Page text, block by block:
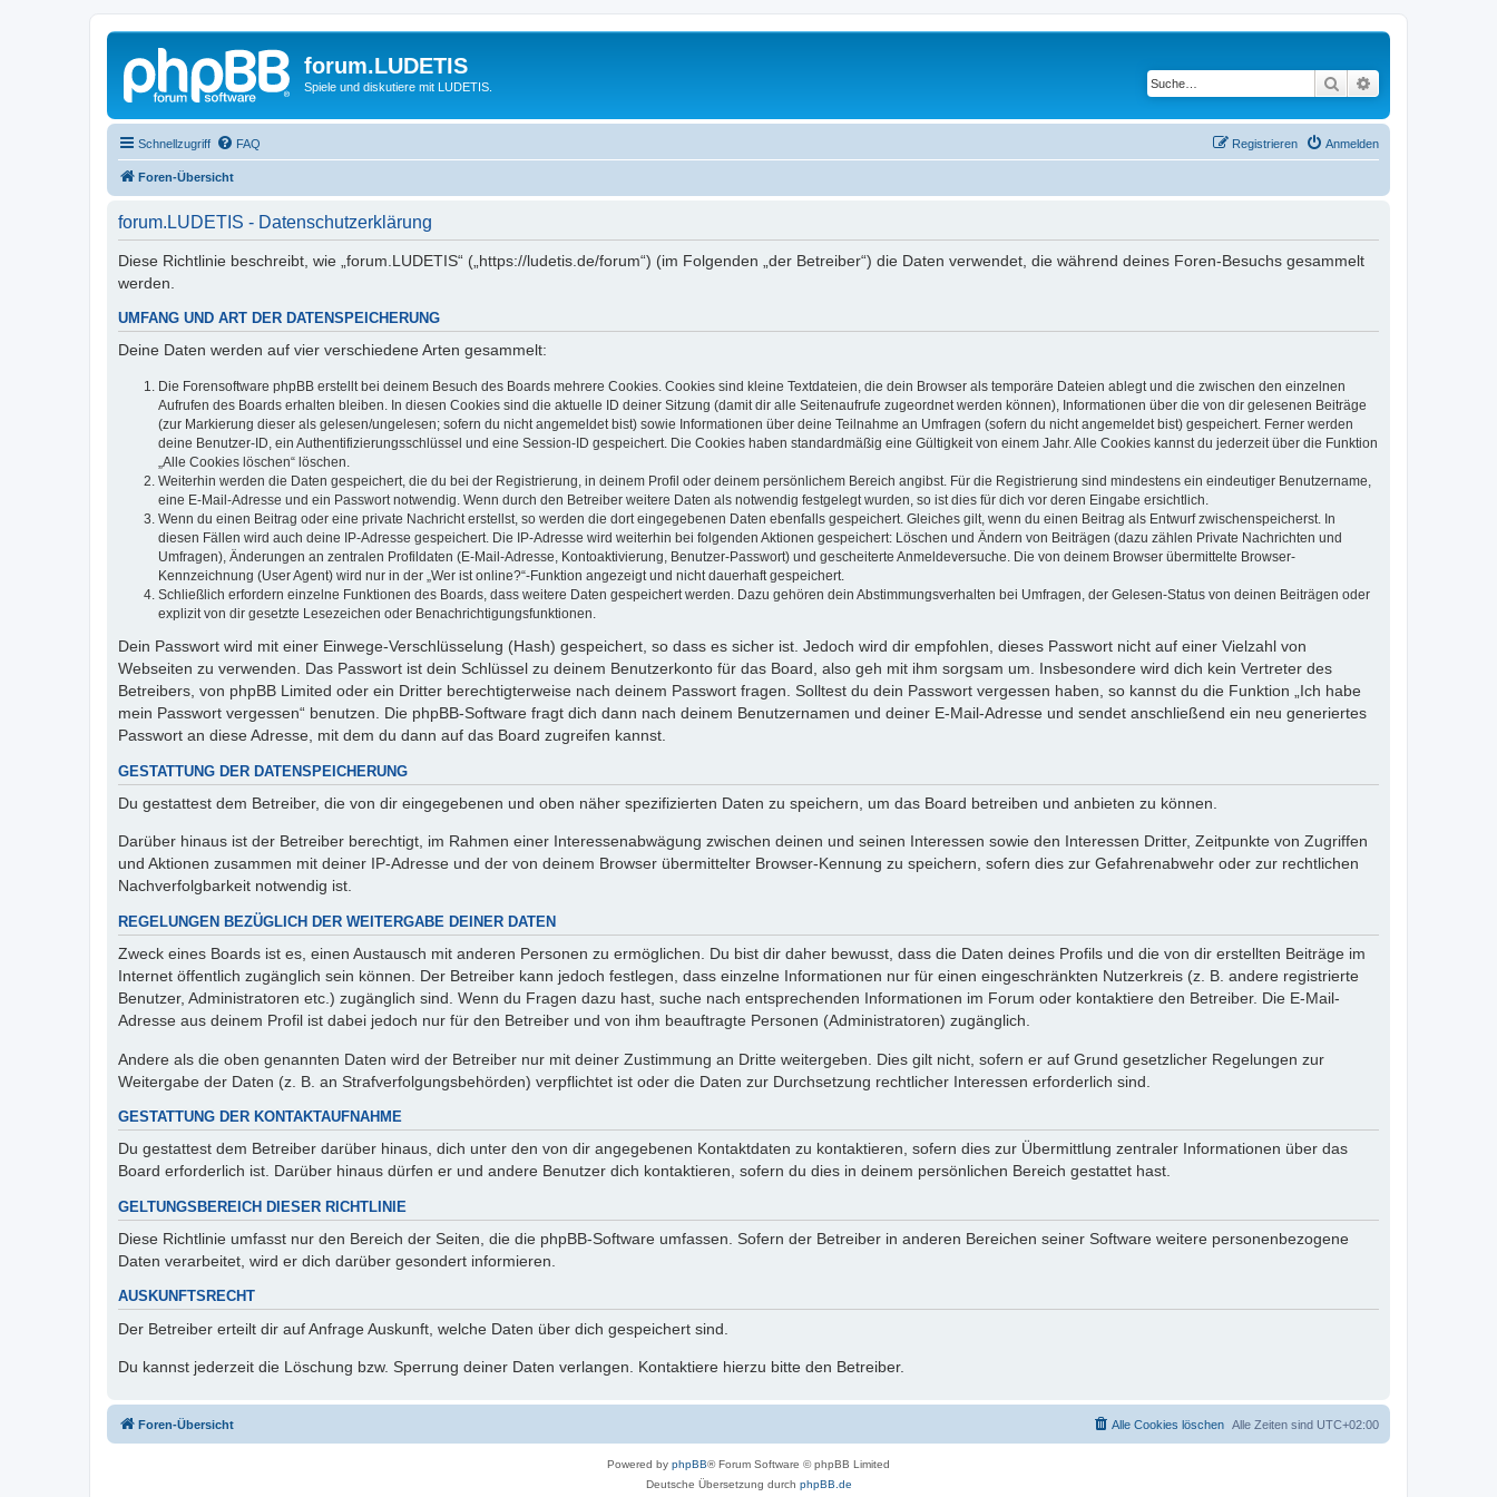
forum.LUDETIS
Spiele und diskutiere mit LUDETIS. Suche
Schnellzugriff FAQ Anmelden
Registrieren
Foren-Übersicht
forum.LUDETIS - Datenschutzerklärung
Diese Richtlinie beschreibt, wie „forum.LUDETIS“ („https://ludetis.de/forum“) (im Folgenden „der Betreiber“) die Daten verwendet, die während deines Foren-Besuchs gesammelt
werden.
UMFANG UND ART DER DATENSPEICHERUNG
Deine Daten werden auf vier verschiedene Arten gesammelt:
Die Forensoftware phpBB erstellt bei deinem Besuch des Boards mehrere Cookies. Cookies sind kleine Textdateien, die dein Browser als temporäre Dateien ablegt und die zwischen den einzelnen
Aufrufen des Boards erhalten bleiben. In diesen Cookies sind die aktuelle ID deiner Sitzung (damit dir alle Seitenaufrufe zugeordnet werden können), Informationen über die von dir gelesenen Beiträge
(zur Markierung dieser als gelesen/ungelesen; sofern du nicht angemeldet bist) sowie Informationen über deine Teilnahme an Umfragen (sofern du nicht angemeldet bist) gespeichert. Ferner werden
deine Benutzer-ID, ein Authentifizierungsschlüssel und eine Session-ID gespeichert. Die Cookies haben standardmäßig eine Gültigkeit von einem Jahr. Alle Cookies kannst du jederzeit über die Funktion
„Alle Cookies löschen“ löschen.
Weiterhin werden die Daten gespeichert, die du bei der Registrierung, in deinem Profil oder deinem persönlichem Bereich angibst. Für die Registrierung sind mindestens ein eindeutiger Benutzername,
eine E-Mail-Adresse und ein Passwort notwendig. Wenn durch den Betreiber weitere Daten als notwendig festgelegt wurden, so ist dies für dich vor deren Eingabe ersichtlich.
Wenn du einen Beitrag oder eine private Nachricht erstellst, so werden die dort eingegebenen Daten ebenfalls gespeichert. Gleiches gilt, wenn du einen Beitrag als Entwurf zwischenspeicherst. In
diesen Fällen wird auch deine IP-Adresse gespeichert. Die IP-Adresse wird weiterhin bei folgenden Aktionen gespeichert: Löschen und Ändern von Beiträgen (dazu zählen Private Nachrichten und
Umfragen), Änderungen an zentralen Profildaten (E-Mail-Adresse, Kontoaktivierung, Benutzer-Passwort) und gescheiterte Anmeldeversuche. Die von deinem Browser übermittelte Browser-
Kennzeichnung (User Agent) wird nur in der „Wer ist online?“-Funktion angezeigt und nicht dauerhaft gespeichert.
Schließlich erfordern einzelne Funktionen des Boards, dass weitere Daten gespeichert werden. Dazu gehören dein Abstimmungsverhalten bei Umfragen, der Gelesen-Status von deinen Beiträgen oder
explizit von dir gesetzte Lesezeichen oder Benachrichtigungsfunktionen.
Dein Passwort wird mit einer Einwege-Verschlüsselung (Hash) gespeichert, so dass es sicher ist. Jedoch wird dir empfohlen, dieses Passwort nicht auf einer Vielzahl von
Webseiten zu verwenden. Das Passwort ist dein Schlüssel zu deinem Benutzerkonto für das Board, also geh mit ihm sorgsam um. Insbesondere wird dich kein Vertreter des
Betreibers, von phpBB Limited oder ein Dritter berechtigterweise nach deinem Passwort fragen. Solltest du dein Passwort vergessen haben, so kannst du die Funktion „Ich habe
mein Passwort vergessen“ benutzen. Die phpBB-Software fragt dich dann nach deinem Benutzernamen und deiner E-Mail-Adresse und sendet anschließend ein neu generiertes
Passwort an diese Adresse, mit dem du dann auf das Board zugreifen kannst.
GESTATTUNG DER DATENSPEICHERUNG
Du gestattest dem Betreiber, die von dir eingegebenen und oben näher spezifizierten Daten zu speichern, um das Board betreiben und anbieten zu können.
Darüber hinaus ist der Betreiber berechtigt, im Rahmen einer Interessenabwägung zwischen deinen und seinen Interessen sowie den Interessen Dritter, Zeitpunkte von Zugriffen
und Aktionen zusammen mit deiner IP-Adresse und der von deinem Browser übermittelter Browser-Kennung zu speichern, sofern dies zur Gefahrenabwehr oder zur rechtlichen
Nachverfolgbarkeit notwendig ist.
REGELUNGEN BEZÜGLICH DER WEITERGABE DEINER DATEN
Zweck eines Boards ist es, einen Austausch mit anderen Personen zu ermöglichen. Du bist dir daher bewusst, dass die Daten deines Profils und die von dir erstellten Beiträge im
Internet öffentlich zugänglich sein können. Der Betreiber kann jedoch festlegen, dass einzelne Informationen nur für einen eingeschränkten Nutzerkreis (z. B. andere registrierte
Benutzer, Administratoren etc.) zugänglich sind. Wenn du Fragen dazu hast, suche nach entsprechenden Informationen im Forum oder kontaktiere den Betreiber. Die E-Mail-
Adresse aus deinem Profil ist dabei jedoch nur für den Betreiber und von ihm beauftragte Personen (Administratoren) zugänglich.
Andere als die oben genannten Daten wird der Betreiber nur mit deiner Zustimmung an Dritte weitergeben. Dies gilt nicht, sofern er auf Grund gesetzlicher Regelungen zur
Weitergabe der Daten (z. B. an Strafverfolgungsbehörden) verpflichtet ist oder die Daten zur Durchsetzung rechtlicher Interessen erforderlich sind.
GESTATTUNG DER KONTAKTAUFNAHME
Du gestattest dem Betreiber darüber hinaus, dich unter den von dir angegebenen Kontaktdaten zu kontaktieren, sofern dies zur Übermittlung zentraler Informationen über das
Board erforderlich ist. Darüber hinaus dürfen er und andere Benutzer dich kontaktieren, sofern du dies in deinem persönlichen Bereich gestattet hast.
GELTUNGSBEREICH DIESER RICHTLINIE
Diese Richtlinie umfasst nur den Bereich der Seiten, die die phpBB-Software umfassen. Sofern der Betreiber in anderen Bereichen seiner Software weitere personenbezogene
Daten verarbeitet, wird er dich darüber gesondert informieren.
AUSKUNFTSRECHT
Der Betreiber erteilt dir auf Anfrage Auskunft, welche Daten über dich gespeichert sind.
Du kannst jederzeit die Löschung bzw. Sperrung deiner Daten verlangen. Kontaktiere hierzu bitte den Betreiber.
Foren-Übersicht Alle Zeiten sind UTC+02:00
Alle Cookies löschen
Powered by phpBB® Forum Software © phpBB Limited
Deutsche Übersetzung durch phpBB.de